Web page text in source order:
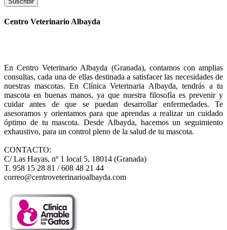
Centro Veterinario Albayda
En Centro Veterinario Albayda (Granada), contamos con amplias
consultas, cada una de ellas destinada a satisfacer las necesidades de
nuestras mascotas. En Clínica Veterinaria Albayda, tendrás a tu
mascota en buenas manos, ya que nuestra filosofía es prevenir y
cuidar antes de que se puedan desarrollar enfermedades. Te
asesoramos y orientamos para que aprendas a realizar un cuidado
óptimo de tu mascota. Desde Albayda, hacemos un seguimiento
exhaustivo, para un control pleno de la salud de tu mascota.
CONTACTO:
C/ Las Hayas, nº 1 local 5, 18014 (Granada)
T. 958 15 28 81 / 608 48 21 44
correo@centroveterinarioalbayda.com